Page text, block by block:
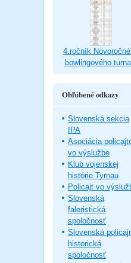
4.ročník
bowlingového
Obľúbené odkazy
Slovenská sekcia
IPA
Asociácia
vo výslužbe
Klub vojenskej
histórie Tyrnau
Policajt vo
Slovenská
faleristická
spoločnosť
Slovenská
historická
spoločnosť